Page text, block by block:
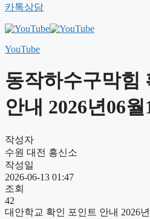
카톡상담
YouTube
동작하수구막힘
안내 2026년06
작성자
수원 대전 흥신소
작성일
2026-06-13 01:47
조회
42
대안학교 확인 포인트 안내 2026